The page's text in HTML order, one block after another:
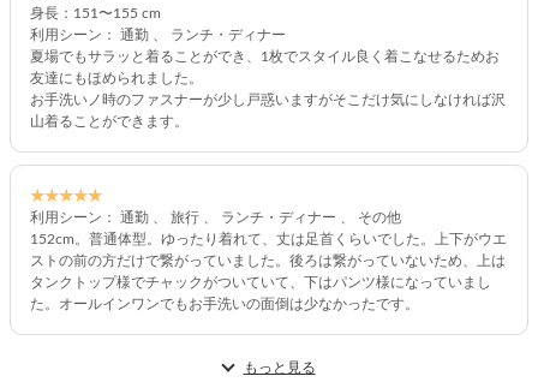
身長：151〜155 cm
利用シーン： 通勤 、 ランチ・ディナー
夏場でもサラッと着ることができ、1枚でスタイル良く着こなせるためお
友達にもほめられました。
お手洗いノ時のファスナーが少し戸惑いますがそこだけ気にしなければ沢
山着ることができます。
★★★★★
利用シーン： 通勤 、 旅行 、 ランチ・ディナー 、 その他
152cm。普通体型。ゆったり着れて、丈は足首くらいでした。上下がウエ
ストの前の方だけで繋がっていました。後ろは繋がっていないため、上は
タンクトップ様でチャックがついていて、下はパンツ様になっていまし
た。オールインワンでもお手洗いの面倒は少なかったです。
もっと見る